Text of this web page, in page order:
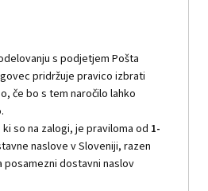
s podjetjem Pošta
pridržuje pravico izbrati
če bo s tem naročilo lahko
so na zalogi, je praviloma od 1-
naslove v Sloveniji, razen
posamezni dostavni naslov